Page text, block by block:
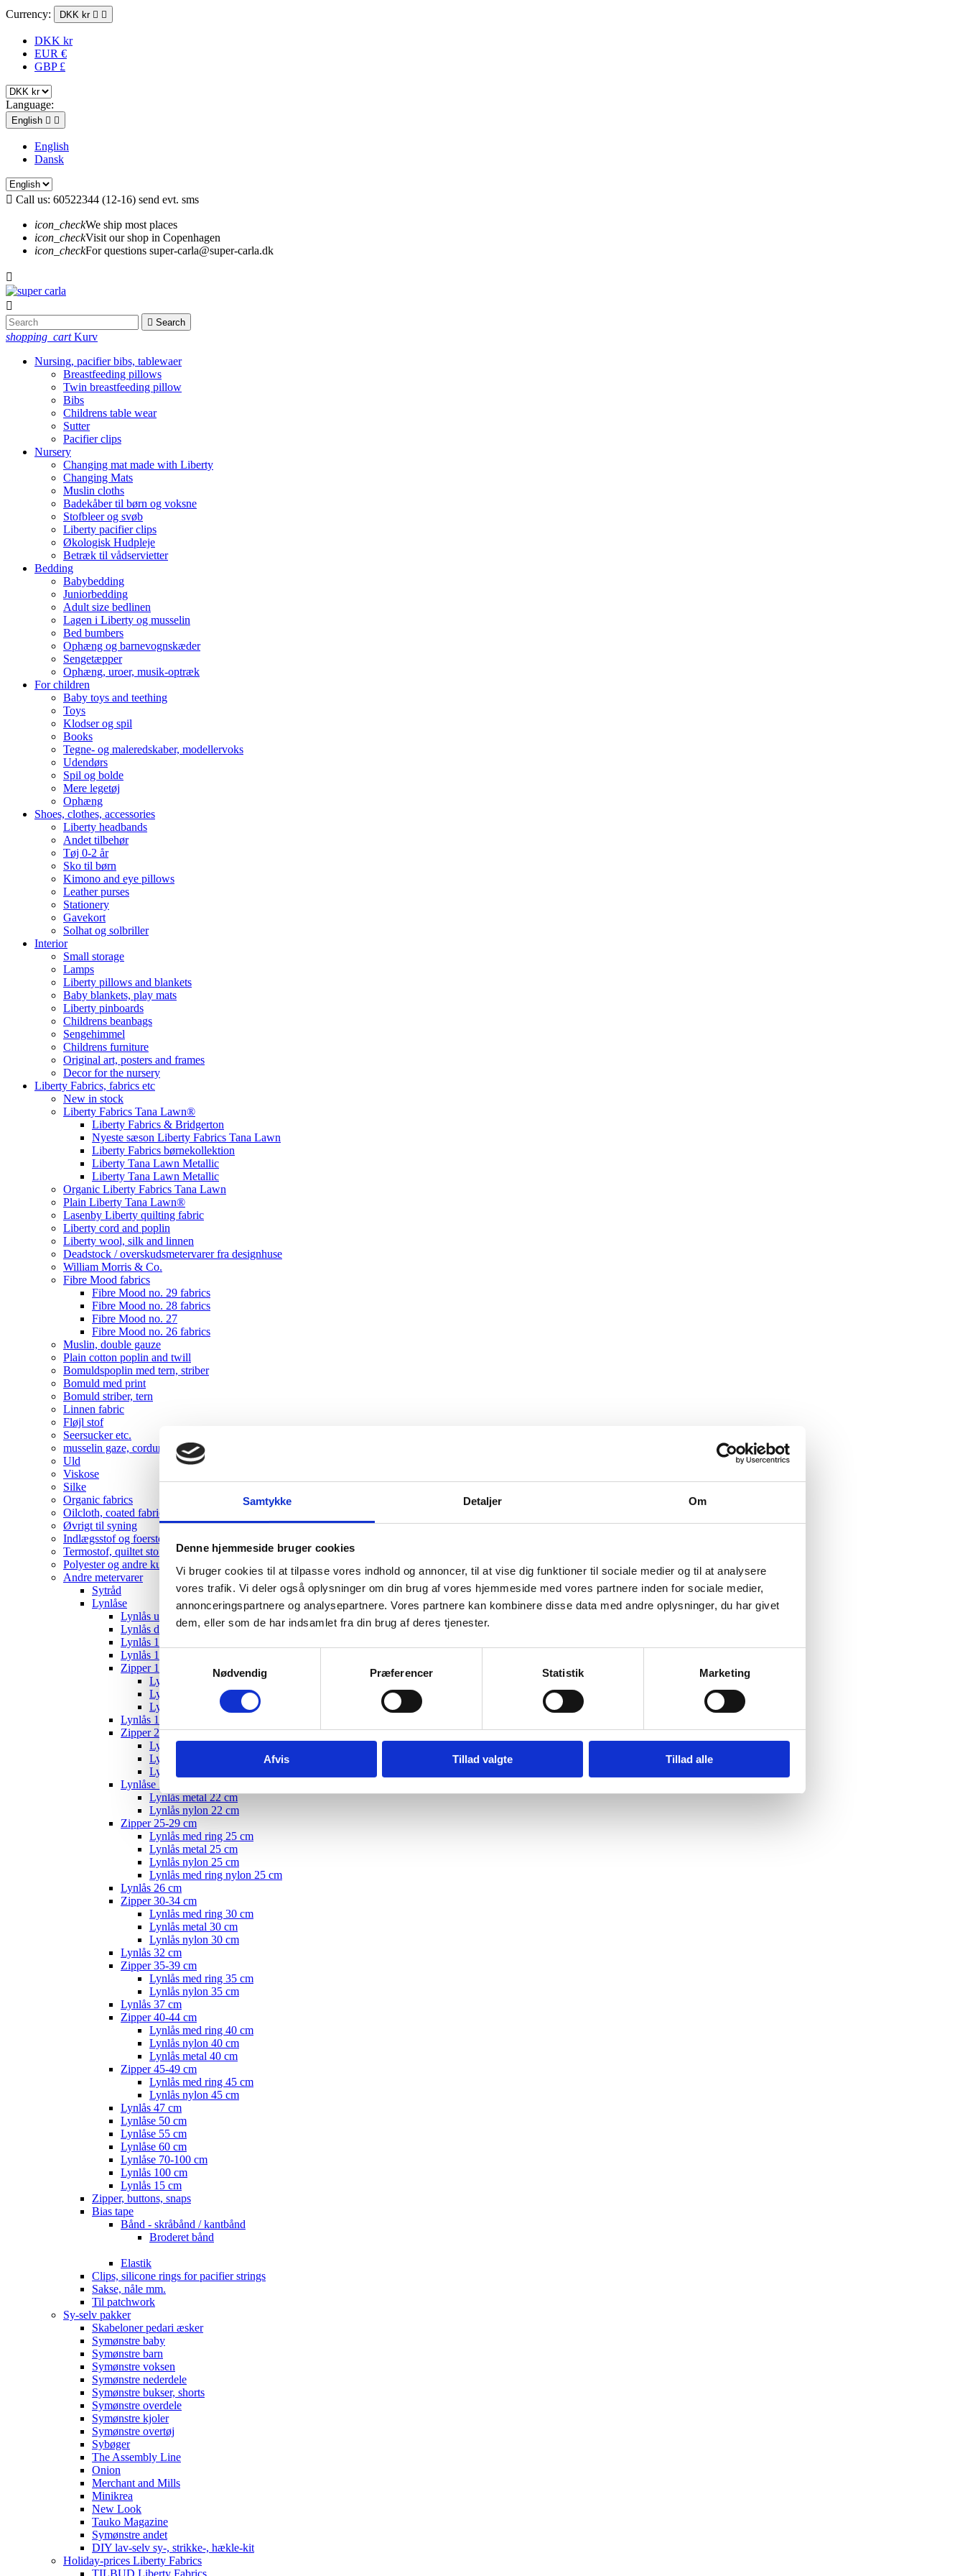
Samtykke Detaljer Om
Denne hjemmeside bruger cookies
Vi bruger cookies til at tilpasse vores indhold og annoncer, til at vise dig funktioner til sociale medier og til at analysere
vores trafik. Vi deler også oplysninger om din brug af vores hjemmeside med vores partnere inden for sociale medier,
annonceringspartnere og analysepartnere. Vores partnere kan kombinere disse data med andre oplysninger, du har givet
dem, eller som de har indsamlet fra din brug af deres tjenester.
Nødvendig
Præferencer Statistik Marketing
Afvis Tillad valgte Tillad alle
Currency: DKK kr  
DKK kr
EUR €
GBP £
Language:
English  
English
Dansk
 Call us: 60522344 (12-16) send evt. sms
icon_checkWe ship most places
icon_checkVisit our shop in Copenhagen
icon_checkFor questions super-carla@super-carla.dk


 Search
shopping_cart Kurv
Nursing, pacifier bibs, tablewaer
Breastfeeding pillows
Twin breastfeeding pillow
Bibs
Childrens table wear
Sutter
Pacifier clips
Nursery
Changing mat made with Liberty
Changing Mats
Muslin cloths
Badekåber til børn og voksne
Stofbleer og svøb
Liberty pacifier clips
Økologisk Hudpleje
Betræk til vådservietter
Bedding
Babybedding
Juniorbedding
Adult size bedlinen
Lagen i Liberty og musselin
Bed bumbers
Ophæng og barnevognskæder
Sengetæpper
Ophæng, uroer, musik-optræk
For children
Baby toys and teething
Toys
Klodser og spil
Books
Tegne- og maleredskaber, modellervoks
Udendørs
Spil og bolde
Mere legetøj
Ophæng
Shoes, clothes, accessories
Liberty headbands
Andet tilbehør
Tøj 0-2 år
Sko til børn
Kimono and eye pillows
Leather purses
Stationery
Gavekort
Solhat og solbriller
Interior
Small storage
Lamps
Liberty pillows and blankets
Baby blankets, play mats
Liberty pinboards
Childrens beanbags
Sengehimmel
Childrens furniture
Original art, posters and frames
Decor for the nursery
Liberty Fabrics, fabrics etc
New in stock
Liberty Fabrics Tana Lawn®
Liberty Fabrics & Bridgerton
Nyeste sæson Liberty Fabrics Tana Lawn
Liberty Fabrics børnekollektion
Liberty Tana Lawn Metallic
Liberty Tana Lawn Metallic
Organic Liberty Fabrics Tana Lawn
Plain Liberty Tana Lawn®
Lasenby Liberty quilting fabric
Liberty cord and poplin
Liberty wool, silk and linnen
Deadstock / overskudsmetervarer fra designhuse
William Morris & Co.
Fibre Mood fabrics
Fibre Mood no. 29 fabrics
Fibre Mood no. 28 fabrics
Fibre Mood no. 27
Fibre Mood no. 26 fabrics
Muslin, double gauze
Plain cotton poplin and twill
Bomuldspoplin med tern, striber
Bomuld med print
Bomuld striber, tern
Linnen fabric
Fløjl stof
Seersucker etc.
musselin gaze, corduroy , velvet
Uld
Viskose
Silke
Organic fabrics
Oilcloth, coated fabrics
Øvrigt til syning
Indlægsstof og foerstof
Termostof, quiltet stof
Polyester og andre kunststoffer
Andre metervarer
Sytråd
Lynlåse
Lynlås usynlig
Lynlås delbar
Lynlås 12 cm
Lynlås 15 cm
Zipper 10-19 cm
Lynlås med ring - 18 cm
Lynlås nylon 18 cm
Lynlås metal 22 cm
Lynlås 19 cm
Zipper 20-24 cm
Lynlås med ring 20 cm
Lynlås metal 20 cm
Lynlås nylon 20 cm
Lynlåse 22 cm
Lynlås metal 22 cm
Lynlås nylon 22 cm
Zipper 25-29 cm
Lynlås med ring 25 cm
Lynlås metal 25 cm
Lynlås nylon 25 cm
Lynlås med ring nylon 25 cm
Lynlås 26 cm
Zipper 30-34 cm
Lynlås med ring 30 cm
Lynlås metal 30 cm
Lynlås nylon 30 cm
Lynlås 32 cm
Zipper 35-39 cm
Lynlås med ring 35 cm
Lynlås nylon 35 cm
Lynlås 37 cm
Zipper 40-44 cm
Lynlås med ring 40 cm
Lynlås nylon 40 cm
Lynlås metal 40 cm
Zipper 45-49 cm
Lynlås med ring 45 cm
Lynlås nylon 45 cm
Lynlås 47 cm
Lynlåse 50 cm
Lynlåse 55 cm
Lynlåse 60 cm
Lynlåse 70-100 cm
Lynlås 100 cm
Lynlås 15 cm
Zipper, buttons, snaps
Bias tape
Bånd - skråbånd / kantbånd
Broderet bånd
Elastik
Clips, silicone rings for pacifier strings
Sakse, nåle mm.
Til patchwork
Sy-selv pakker
Skabeloner pedari æsker
Symønstre baby
Symønstre barn
Symønstre voksen
Symønstre nederdele
Symønstre bukser, shorts
Symønstre overdele
Symønstre kjoler
Symønstre overtøj
Sybøger
The Assembly Line
Onion
Merchant and Mills
Minikrea
New Look
Tauko Magazine
Symønstre andet
DIY lav-selv sy-, strikke-, hækle-kit
Holiday-prices Liberty Fabrics
TILBUD Liberty Fabrics